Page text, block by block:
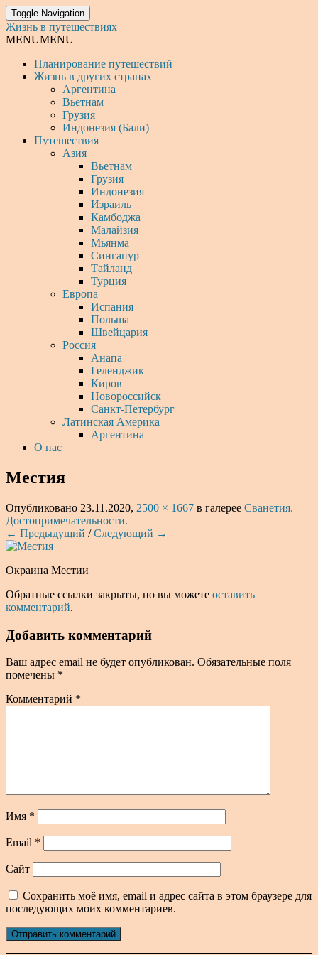
Toggle Navigation
Жизнь в путешествиях
MENUMENU
Планирование путешествий
Жизнь в других странах
Аргентина
Вьетнам
Грузия
Индонезия (Бали)
Путешествия
Азия
Вьетнам
Грузия
Индонезия
Израиль
Камбоджа
Малайзия
Мьянма
Сингапур
Тайланд
Турция
Европа
Испания
Польша
Швейцария
Россия
Анапа
Геленджик
Киров
Новороссийск
Санкт-Петербург
Латинская Америка
Аргентина
О нас
Местия
Опубликовано 23.11.2020, 2500 × 1667 в галерее Сванетия.
Достопримечательности.
← Предыдущий /Следующий →
Окраина Местии
Обратные ссылки закрыты, но вы можете оставить
комментарий.
Добавить комментарий
Ваш адрес email не будет опубликован. Обязательные поля
помечены *
Комментарий *
Имя *
Email *
Сайт
Сохранить моё имя, email и адрес сайта в этом браузере для
последующих моих комментариев.